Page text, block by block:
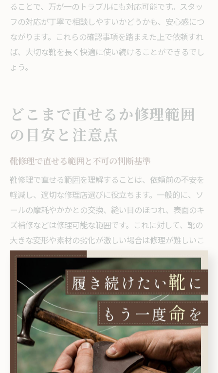
ることで、万が一のトラブルにも対応可能です。スタッ
フの対応が丁寧で相談しやすいかどうかも、安心感につ
ながります。これらの確認事項を踏まえた上で依頼すれ
ば、大切な靴を長く快適に使い続けることができるでし
ょう。
どこまで直せるか修理範囲
の目安と注意点
靴修理で直せる範囲と不可の判断基準
靴修理で直せる範囲を理解することは、依頼前の不安を
軽減し、適切な修理店選びに役立ちます。一般的に、ソ
ールの摩耗やかかとの交換、縫い目のほつれ、表面のキ
ズ補修などは修理可能な範囲です。これに対して、靴の
大きな変形や素材の劣化が激しい場合は修理が難しいこ
とがあります。
判断基準としては、靴の構造的な損傷の有無や素材の状
態、修理後の耐久性が見込めるかどうかが重要です。例
えば、革靴であれば革のひび割れが進行している場合、
修理しても再び破損しやすいため、修理不可と判断され
ることがあります。修理店ではこれらのポイントを踏ま
えた上で、修理可否を明確に案内してくれるため、事前
相談が大切です。